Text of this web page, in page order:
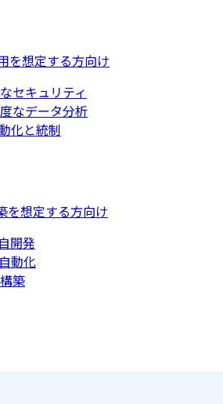
を想定する方向け
セキュリティ
なデータ分析
化と統制
を想定する方向け
開発
動化
築